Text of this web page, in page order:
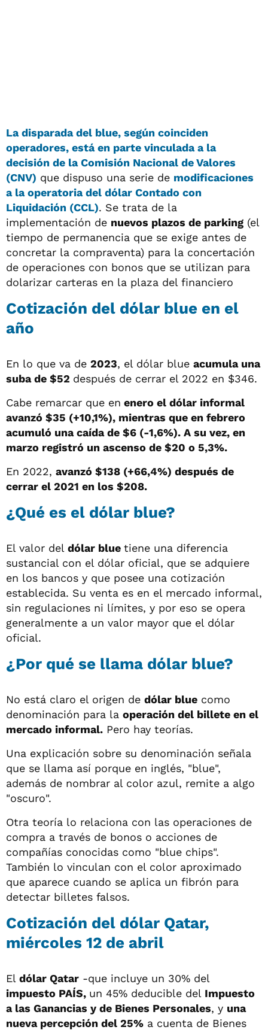
La disparada del blue, según coinciden
operadores, está en parte vinculada a la
decisión de laComisión Nacional de Valores
(CNV) que dispuso una serie de modificaciones
a la operatoria del dólar Contado con
Liquidación (CCL). Se trata de la
implementación de nuevos plazos de parking (el
tiempo de permanencia que se exige antes de
concretar la compraventa) para la concertación
de operaciones con bonos que se utilizan para
dolarizar carteras en la plaza del financiero
Cotización del dólar blue en el
año
En lo que va de 2023, el dólar blue acumula una
suba de $52 después de cerrar el 2022 en $346.
Cabe remarcar que en enero el dólar informal
avanzó $35 (+10,1%), mientras que en febrero
acumuló una caída de $6 (-1,6%). A su vez, en
marzo registró un ascenso de $20 o 5,3%.
En 2022, avanzó $138 (+66,4%) después de
cerrar el 2021 en los $208.
¿Qué es el dólar blue?
El valor del dólar blue tiene una diferencia
sustancial con el dólar oficial, que se adquiere
en los bancos y que posee una cotización
establecida. Su venta es en el mercado informal,
sin regulaciones ni límites, y por eso se opera
generalmente a un valor mayor que el dólar
oficial.
¿Por qué se llama dólar blue?
No está claro el origen de dólar blue como
denominación para la operación del billete en el
mercado informal. Pero hay teorías.
Una explicación sobre su denominación señala
que se llama así porque en inglés, "blue",
además de nombrar al color azul, remite a algo
"oscuro".
Otra teoría lo relaciona con las operaciones de
compra a través de bonos o acciones de
compañías conocidas como "blue chips".
También lo vinculan con el color aproximado
que aparece cuando se aplica un fibrón para
detectar billetes falsos.
Cotización del dólar Qatar,
miércoles 12 de abril
El dólar Qatar -que incluye un 30% del
impuesto PAÍS, un 45% deducible del Impuesto
a las Ganancias y de Bienes Personales, y una
nueva percepción del 25% a cuenta de Bienes